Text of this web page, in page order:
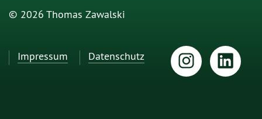
© 2026 Thomas Zawalski
Impressum Datenschutz